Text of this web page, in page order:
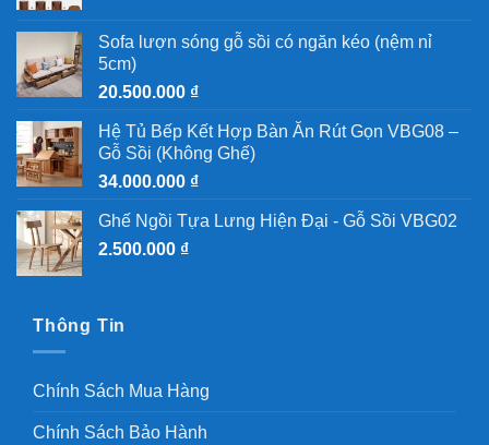
Sofa lượn sóng gỗ sồi có ngăn kéo (nệm nỉ
5cm)
20.500.000 ₫
Hệ Tủ Bếp Kết Hợp Bàn Ăn Rút Gọn VBG08 –
Gỗ Sồi (Không Ghế)
34.000.000 ₫
Ghế Ngồi Tựa Lưng Hiện Đại - Gỗ Sồi VBG02
2.500.000 ₫
Thông Tin
Chính Sách Mua Hàng
Chính Sách Bảo Hành